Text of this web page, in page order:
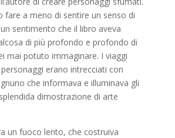
fare a meno di sentire un senso di
sentimento che il libro aveva
di più profondo e profondo di
mai potuto immaginare. I viaggi
erano intrecciati con
che informava e illuminava gli
dimostrazione di arte
un fuoco lento, che costruiva